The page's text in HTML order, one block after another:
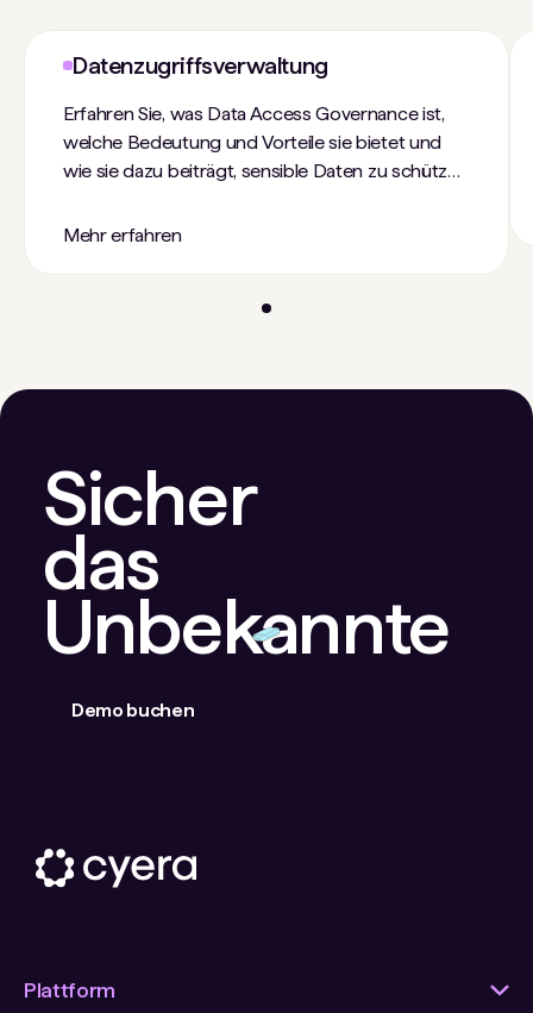
Datenzugriffsverwaltung
Erfahren Sie, was Data Access Governance ist,
welche Bedeutung und Vorteile sie bietet und
wie sie dazu beiträgt, sensible Daten zu schützen
Zugriffskontrolle zu gewährleisten.
Mehr erfahren
Sicher
das
Unbekannte
Demo buchen
Plattform